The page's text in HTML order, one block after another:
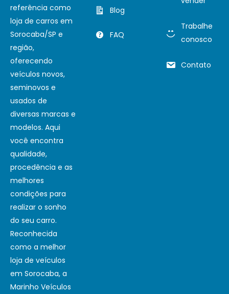
referência como
loja de carros em
Sorocaba/SP e
região,
oferecendo
veículos novos,
seminovos e
usados de
diversas marcas e
modelos. Aqui
você encontra
qualidade,
procedência e as
melhores
condições para
realizar o sonho
do seu carro.
Reconhecida
como a melhor
loja de veículos
em Sorocaba, a
Marinho Veículos
Blog
FAQ
Trabalhe
conosco
Contato